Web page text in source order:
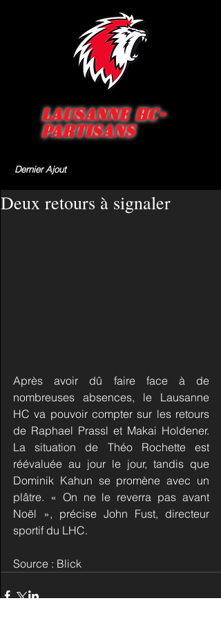
Lausanne HC-
Partisans
Dernier Ajout
Deux retours à signaler
Après avoir dû faire face à de
nombreuses absences, le Lausanne
HC va pouvoir compter sur les retours
de Raphael Prassl et Makai Holdener.
La situation de Théo Rochette est
réévaluée au jour le jour, tandis que
Dominik Kahun se promène avec un
plâtre. « On ne le reverra pas avant
Noël », précise John Fust, directeur
sportif du LHC.
Source : Blick